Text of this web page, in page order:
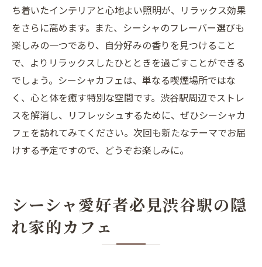
ち着いたインテリアと心地よい照明が、リラックス効果
をさらに高めます。また、シーシャのフレーバー選びも
楽しみの一つであり、自分好みの香りを見つけること
で、よりリラックスしたひとときを過ごすことができる
でしょう。シーシャカフェは、単なる喫煙場所ではな
く、心と体を癒す特別な空間です。渋谷駅周辺でストレ
スを解消し、リフレッシュするために、ぜひシーシャカ
フェを訪れてみてください。次回も新たなテーマでお届
けする予定ですので、どうぞお楽しみに。
シーシャ愛好者必見渋谷駅の隠
れ家的カフェ